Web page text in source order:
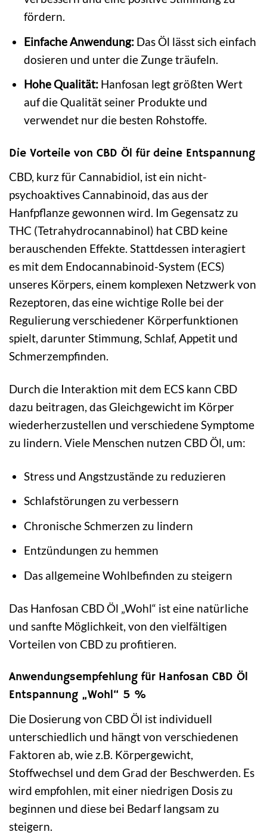
fördern.
Einfache Anwendung: Das Öl lässt sich einfach
dosieren und unter die Zunge träufeln.
Hohe Qualität: Hanfosan legt größten Wert
auf die Qualität seiner Produkte und
verwendet nur die besten Rohstoffe.
Die Vorteile von CBD Öl für deine Entspannung
CBD, kurz für Cannabidiol, ist ein nicht-
psychoaktives Cannabinoid, das aus der
Hanfpflanze gewonnen wird. Im Gegensatz zu
THC (Tetrahydrocannabinol) hat CBD keine
berauschenden Effekte. Stattdessen interagiert
es mit dem Endocannabinoid-System (ECS)
unseres Körpers, einem komplexen Netzwerk von
Rezeptoren, das eine wichtige Rolle bei der
Regulierung verschiedener Körperfunktionen
spielt, darunter Stimmung, Schlaf, Appetit und
Schmerzempfinden.
Durch die Interaktion mit dem ECS kann CBD
dazu beitragen, das Gleichgewicht im Körper
wiederherzustellen und verschiedene Symptome
zu lindern. Viele Menschen nutzen CBD Öl, um:
Stress und Angstzustände zu reduzieren
Schlafstörungen zu verbessern
Chronische Schmerzen zu lindern
Entzündungen zu hemmen
Das allgemeine Wohlbefinden zu steigern
Das Hanfosan CBD Öl „Wohl“ ist eine natürliche
und sanfte Möglichkeit, von den vielfältigen
Vorteilen von CBD zu profitieren.
Anwendungsempfehlung für Hanfosan CBD Öl
Entspannung „Wohl“ 5 %
Die Dosierung von CBD Öl ist individuell
unterschiedlich und hängt von verschiedenen
Faktoren ab, wie z.B. Körpergewicht,
Stoffwechsel und dem Grad der Beschwerden. Es
wird empfohlen, mit einer niedrigen Dosis zu
beginnen und diese bei Bedarf langsam zu
steigern.